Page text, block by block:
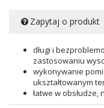
Zapytaj o produkt
długi i
zastosowaniu
wykonywanie
ukształtowanym
łatwe w